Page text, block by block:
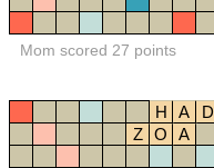
Mom scored 27 points
H A D
Z
O A